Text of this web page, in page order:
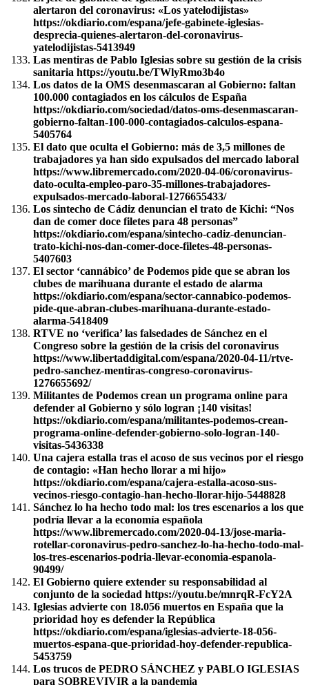
alertaron del coronavirus: «Los yatelodijistas»
https://okdiario.com/espana/jefe-gabinete-iglesias-
desprecia-quienes-alertaron-del-coronavirus-
yatelodijistas-5413949
Las mentiras de Pablo Iglesias sobre su gestión de la crisis
sanitaria https://youtu.be/TWlyRmo3b4o
Los datos de la OMS desenmascaran al Gobierno: faltan
100.000 contagiados en los cálculos de España
https://okdiario.com/sociedad/datos-oms-desenmascaran-
gobierno-faltan-100-000-contagiados-calculos-espana-
5405764
El dato que oculta el Gobierno: más de 3,5 millones de
trabajadores ya han sido expulsados del mercado laboral
https://www.libremercado.com/2020-04-06/coronavirus-
dato-oculta-empleo-paro-35-millones-trabajadores-
expulsados-mercado-laboral-1276655433/
Los sintecho de Cádiz denuncian el trato de Kichi: “Nos
dan de comer doce filetes para 48 personas”
https://okdiario.com/espana/sintecho-cadiz-denuncian-
trato-kichi-nos-dan-comer-doce-filetes-48-personas-
5407603
El sector ‘cannábico’ de Podemos pide que se abran los
clubes de marihuana durante el estado de alarma
https://okdiario.com/espana/sector-cannabico-podemos-
pide-que-abran-clubes-marihuana-durante-estado-
alarma-5418409
RTVE no ‘verifica’ las falsedades de Sánchez en el
Congreso sobre la gestión de la crisis del coronavirus
https://www.libertaddigital.com/espana/2020-04-11/rtve-
pedro-sanchez-mentiras-congreso-coronavirus-
1276655692/
Militantes de Podemos crean un programa online para
defender al Gobierno y sólo logran ¡140 visitas!
https://okdiario.com/espana/militantes-podemos-crean-
programa-online-defender-gobierno-solo-logran-140-
visitas-5436338
Una cajera estalla tras el acoso de sus vecinos por el riesgo
de contagio: «Han hecho llorar a mi hijo»
https://okdiario.com/espana/cajera-estalla-acoso-sus-
vecinos-riesgo-contagio-han-hecho-llorar-hijo-5448828
Sánchez lo ha hecho todo mal: los tres escenarios a los que
podría llevar a la economía española
https://www.libremercado.com/2020-04-13/jose-maria-
rotellar-coronavirus-pedro-sanchez-lo-ha-hecho-todo-mal-
los-tres-escenarios-podria-llevar-economia-espanola-
90499/
El Gobierno quiere extender su responsabilidad al
conjunto de la sociedad https://youtu.be/mnrqR-FcY2A
Iglesias advierte con 18.056 muertos en España que la
prioridad hoy es defender la República
https://okdiario.com/espana/iglesias-advierte-18-056-
muertos-espana-que-prioridad-hoy-defender-republica-
5453759
Los trucos de PEDRO SÁNCHEZ y PABLO IGLESIAS
para SOBREVIVIR a la pandemia